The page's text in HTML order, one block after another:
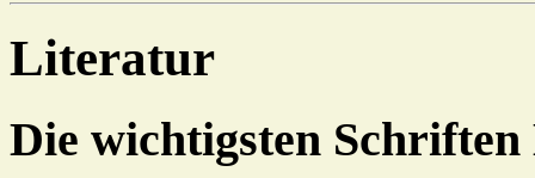
Literatur
Die wichtigsten